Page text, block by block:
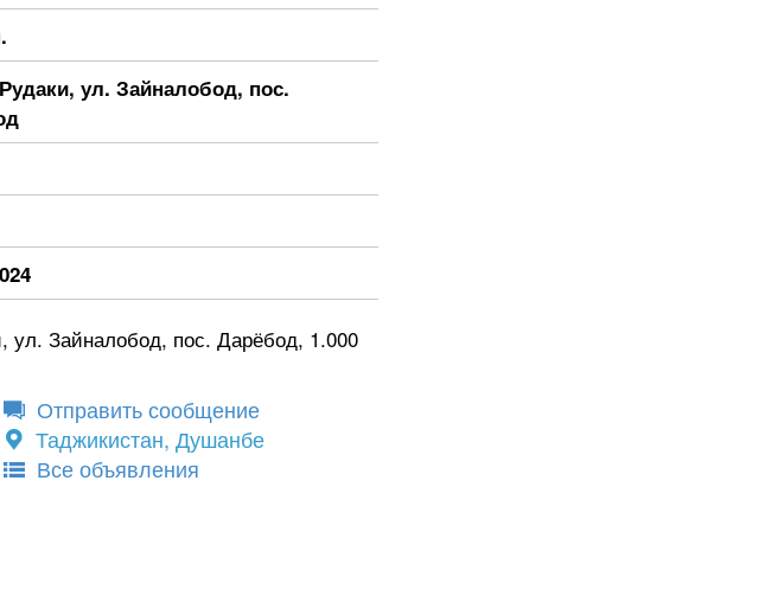
ул. Зайналобод, пос.
ул. Зайналобод, пос. Дарёбод, 1.000
Отправить сообщение
Таджикистан, Душанбе
Все объявления